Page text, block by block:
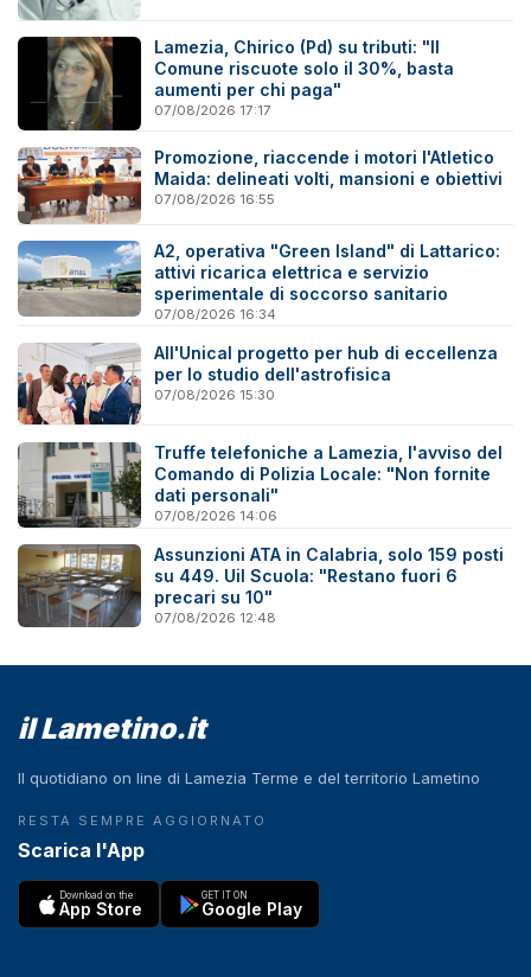
Lamezia, Chirico (Pd) su tributi: "Il
Comune riscuote solo il 30%, basta
aumenti per chi paga"
07/08/2026 17:17
Promozione, riaccende i motori l'Atletico
Maida: delineati volti, mansioni e obiettivi
07/08/2026 16:55
A2, operativa "Green Island" di Lattarico:
attivi ricarica elettrica e servizio
sperimentale di soccorso sanitario
07/08/2026 16:34
All'Unical progetto per hub di eccellenza
per lo studio dell'astrofisica
07/08/2026 15:30
Truffe telefoniche a Lamezia, l'avviso del
Comando di Polizia Locale: "Non fornite
dati personali"
07/08/2026 14:06
Assunzioni ATA in Calabria, solo 159 posti
su 449. Uil Scuola: "Restano fuori 6
precari su 10"
07/08/2026 12:48
il Lametino.it
Il quotidiano on line di Lamezia Terme e del territorio Lametino
RESTA SEMPRE AGGIORNATO
Scarica l'App
Download on the
App Store
GET IT ON
Google Play